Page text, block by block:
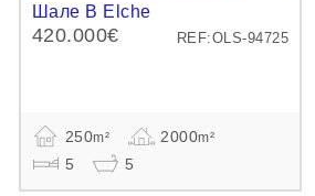
Шале В Elche
REF:OLS-94725
420.000€
250m² 2000m²
5 5